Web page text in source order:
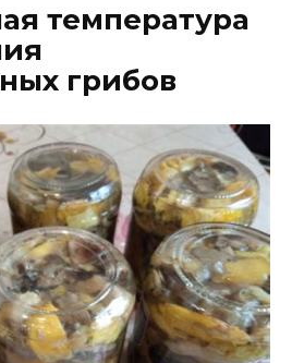
температура
грибов